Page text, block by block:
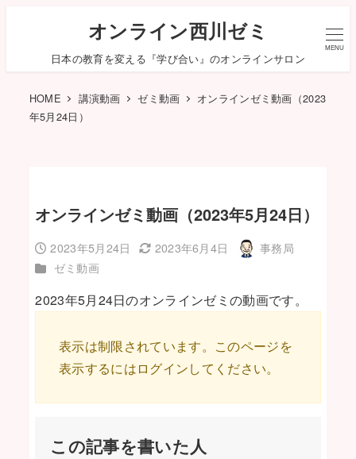
オンライン西川ゼミ
日本の教育を変える『学び合い』のオンラインサロン
MENU
HOME 講演動画 ゼミ動画
オンラインゼミ動画（2023
年5月24日）
オンラインゼミ動画（2023年5月24日）
投稿日
2023年5月24日
更新日
2023年6月4日
著
事務局
カテゴリー
ゼミ動画
2023年5月24日のオンラインゼミの動画です。
表示は制限されています。このページを
表示するにはログインしてください。
この記事を書いた人